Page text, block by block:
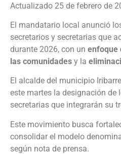
Actualizado 25 de febrero de
El mandatario local anunció
secretarios y secretarias que
durante 2026, con un enfoque
las comunidades y la
El alcalde del municipio
este martes la designación de
secretarias que integrarán su
Este movimiento busca
consolidar el modelo
según nota de prensa.